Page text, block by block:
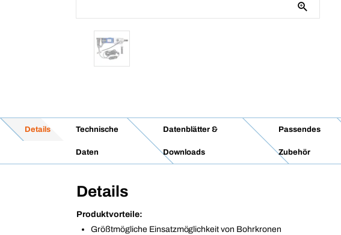
Details Technische
Daten
Datenblätter &
Downloads
Passendes
Zubehör
Details
Produktvorteile:
Größtmögliche Einsatzmöglichkeit von Bohrkronen